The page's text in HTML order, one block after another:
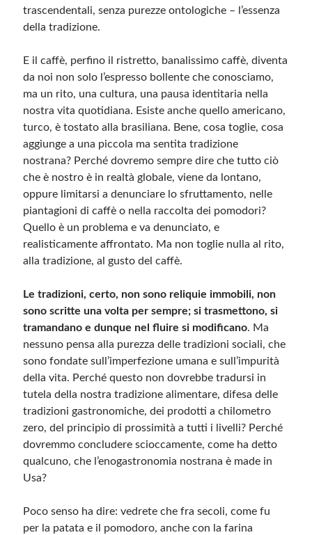
trascendentali, senza purezze ontologiche – l’essenza
della tradizione.
E il caffè, perfino il ristretto, banalissimo caffè, diventa
da noi non solo l’espresso bollente che conosciamo,
ma un rito, una cultura, una pausa identitaria nella
nostra vita quotidiana. Esiste anche quello americano,
turco, è tostato alla brasiliana. Bene, cosa toglie, cosa
aggiunge a una piccola ma sentita tradizione
nostrana? Perché dovremo sempre dire che tutto ciò
che è nostro è in realtà globale, viene da lontano,
oppure limitarsi a denunciare lo sfruttamento, nelle
piantagioni di caffè o nella raccolta dei pomodori?
Quello è un problema e va denunciato, e
realisticamente affrontato. Ma non toglie nulla al rito,
alla tradizione, al gusto del caffè.
Le tradizioni, certo, non sono reliquie immobili, non
sono scritte una volta per sempre; si trasmettono, si
tramandano e dunque nel fluire si modificano. Ma
nessuno pensa alla purezza delle tradizioni sociali, che
sono fondate sull’imperfezione umana e sull’impurità
della vita. Perché questo non dovrebbe tradursi in
tutela della nostra tradizione alimentare, difesa delle
tradizioni gastronomiche, dei prodotti a chilometro
zero, del principio di prossimità a tutti i livelli? Perché
dovremmo concludere scioccamente, come ha detto
qualcuno, che l’enogastronomia nostrana è made in
Usa?
Poco senso ha dire: vedrete che fra secoli, come fu
per la patata e il pomodoro, anche con la farina